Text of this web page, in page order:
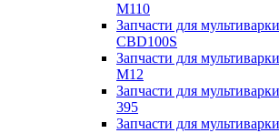
M110
Запчасти для
CBD100S
Запчасти для
M12
Запчасти для
395
Запчасти для